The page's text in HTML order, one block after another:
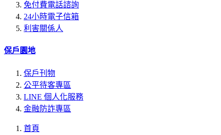
免付費電話諮詢
24小時電子信箱
利害關係人
保戶園地
保戶刊物
公平待客專區
LINE 個人化服務
金融防詐專區
首頁